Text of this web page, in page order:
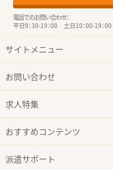
電話でのお問い合わせ：
平日9：30-19：00 土日10：00-19：00
サイトメニュー
お問い合わせ
求人特集
おすすめコンテンツ
派遣サポート